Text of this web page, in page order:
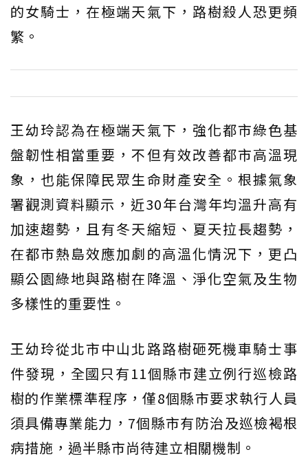
的女騎士，在極端天氣下，路樹殺人恐更頻
繁。
王幼玲認為在極端天氣下，強化都市綠色基
盤韌性相當重要，不但有效改善都市高溫現
象，也能保障民眾生命財產安全。根據氣象
署觀測資料顯示，近30年台灣年均溫升高有
加速趨勢，且有冬天縮短、夏天拉長趨勢，
在都市熱島效應加劇的高溫化情況下，更凸
顯公園綠地與路樹在降溫、淨化空氣及生物
多樣性的重要性。
王幼玲從北市中山北路路樹砸死機車騎士事
件發現，全國只有11個縣市建立例行巡檢路
樹的作業標準程序，僅8個縣市要求執行人員
須具備專業能力，7個縣市有防治及巡檢褐根
病措施，過半縣市尚待建立相關機制。